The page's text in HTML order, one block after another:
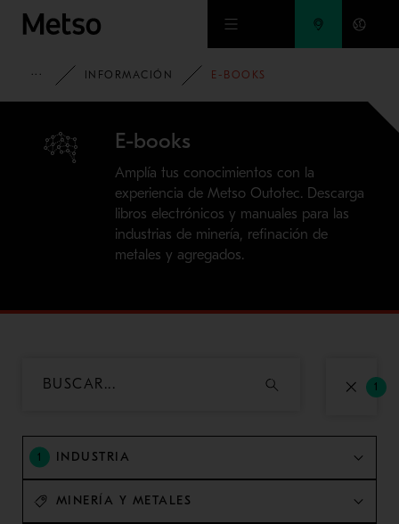
Ir al contenido principal
HOME
INFORMACIÓN E-BOOKS
E-books
Amplía tus conocimientos con la
experiencia de Metso Outotec. Descarga
libros electrónicos y manuales para las
industrias de minería, refinación de
metales y agregados.
1
1 INDUSTRIA
MINERÍA Y METALES